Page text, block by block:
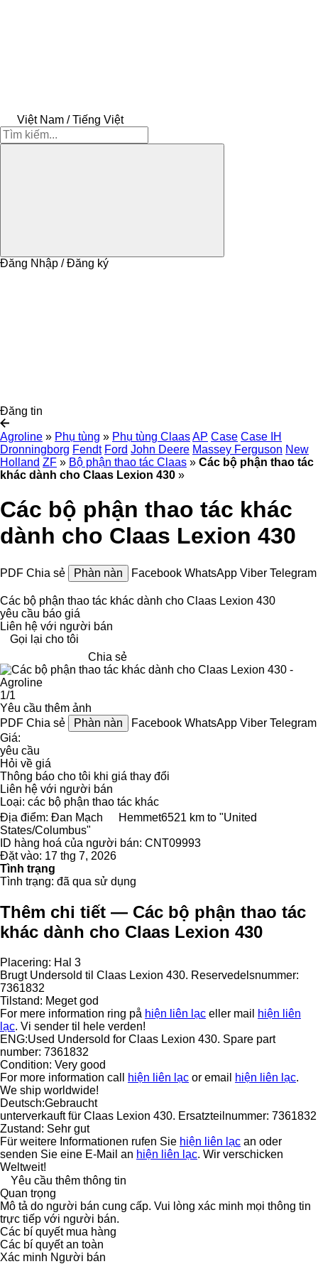
Việt Nam / Tiếng Việt
Đăng Nhập / Đăng ký
Đăng tin
Agroline » Phụ tùng » Phụ tùng ClaasAP Case Case IH
Dronningborg Fendt Ford John Deere Massey Ferguson New
Holland ZF » Bộ phận thao tác Claas » Các bộ phận thao tác
khác dành cho Claas Lexion 430 »
Các bộ phận thao tác khác
dành cho Claas Lexion 430
PDF Chia sẻ Phàn nàn Facebook WhatsApp Viber Telegram
Các bộ phận thao tác khác dành cho Claas Lexion 430
yêu cầu báo giá
Liên hệ với người bán
Gọi lại cho tôi
Chia sẻ
1/1
Yêu cầu thêm ảnh
PDF Chia sẻ Phàn nàn Facebook WhatsApp Viber Telegram
Giá:
yêu cầu
Hỏi về giá
Thông báo cho tôi khi giá thay đổi
Liên hệ với người bán
Loại: các bộ phận thao tác khác
Địa điểm: Đan Mạch Hemmet6521 km to "United
States/Columbus"
ID hàng hoá của người bán: CNT09993
Đặt vào: 17 thg 7, 2026
Tình trạng
Tình trạng: đã qua sử dụng
Thêm chi tiết — Các bộ phận thao tác
khác dành cho Claas Lexion 430
Placering: Hal 3
Brugt Undersold til Claas Lexion 430. Reservedelsnummer:
7361832
Tilstand: Meget god
For mere information ring på hiện liên lạc eller mail
hiện liên
lạc. Vi sender til hele verden!
ENG:Used Undersold for Claas Lexion 430. Spare part
number: 7361832
Condition: Very good
For more information call
hiện liên lạc or email hiện liên lạc.
We ship worldwide!
Deutsch:Gebraucht
unterverkauft für Claas Lexion 430. Ersatzteilnummer: 7361832
Zustand: Sehr gut
Für weitere Informationen rufen Sie hiện liên lạc an oder
senden Sie eine E-Mail an hiện liên lạc. Wir verschicken
Weltweit!
Yêu cầu thêm thông tin
Quan trọng
Mô tả do người bán cung cấp. Vui lòng xác minh mọi thông tin
trực tiếp với người bán.
Các bí quyết mua hàng
Các bí quyết an toàn
Xác minh Người bán